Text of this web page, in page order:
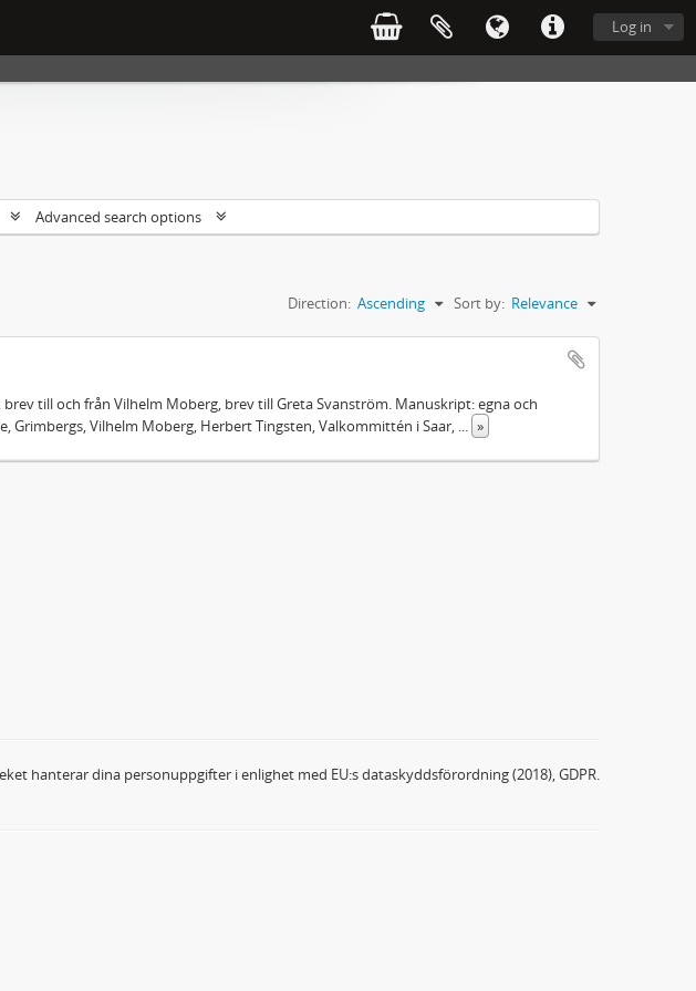
Log in
Advanced search options
Sort by: Relevance
Direction: Ascending
till och från Vilhelm Moberg, brev till Greta Svanström. Manuskript: egna och
Grimbergs, Vilhelm Moberg, Herbert Tingsten, Valkommittén i Saar,
»
hanterar dina personuppgifter i enlighet med EU:s dataskyddsförordning (2018), GDPR.